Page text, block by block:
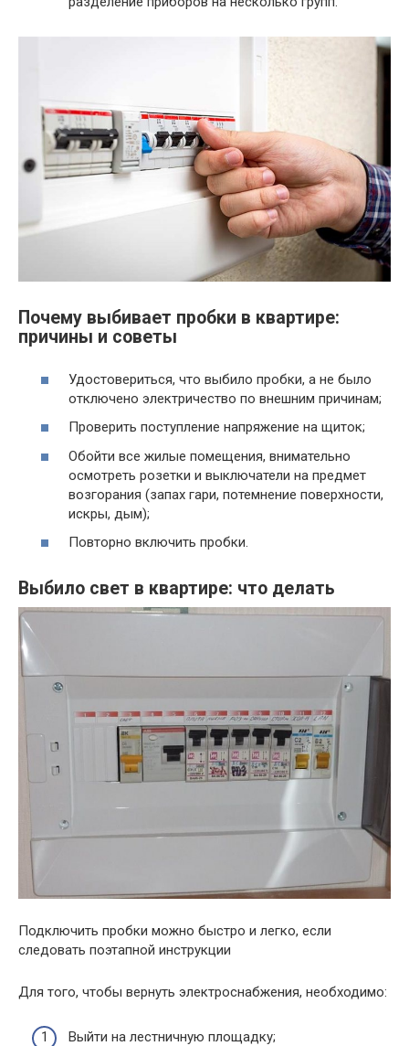
Почему выбивает пробки в квартире:
причины и советы
Удостовериться, что выбило пробки, а не было
отключено электричество по внешним причинам;
Проверить поступление напряжение на щиток;
Обойти все жилые помещения, внимательно
осмотреть розетки и выключатели на предмет
возгорания (запах гари, потемнение поверхности,
искры, дым);
Повторно включить пробки.
Выбило свет в квартире: что делать
Подключить пробки можно быстро и легко, если
следовать поэтапной инструкции
Для того, чтобы вернуть электроснабжения, необходимо:
Выйти на лестничную площадку;